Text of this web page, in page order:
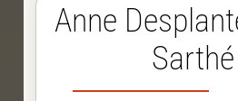
Anne